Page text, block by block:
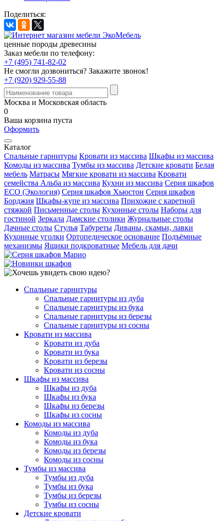
Поделиться:
ценные породы древесины
Заказ мебели по телефону:
+7 (495) 741-82-02
Не смогли дозвониться? Закажите звонок!
+7 (920) 929-55-88
Москва и Московская область
0
Ваша корзина пуста
Оформить
Каталог
Спальные гарнитуры Кровати из массива Шкафы из массива
Комоды из массива Тумбы из массива Детские кровати Белая
мебель Матрасы Мягкие кровати из массива Кровати
семейства Альба из массива Кухни из массива Серия шкафов
ECO (Экология) Серия шкафов Хьюстон Серия шкафов
Борджия Шкафы-купе из массива Прихожие с каретной
стяжкой Письменные столы Кухонные столы Наборы для
гостиной Зеркала Дамские столики Журнальные столы
Дачные столы Стулья Табуреты Диваны, скамьи, лавки
Кухонные уголки Ортопедическое основание Подъёмные
механизмы Ящики подкроватные Мебель для дачи
Спальные гарнитуры
Спальные гарнитуры из дуба
Спальные гарнитуры из бука
Спальные гарнитуры из березы
Спальные гарнитуры из сосны
Кровати из массива
Кровати из дуба
Кровати из бука
Кровати из березы
Кровати из сосны
Шкафы из массива
Шкафы из дуба
Шкафы из бука
Шкафы из березы
Шкафы из сосны
Комоды из массива
Комоды из дуба
Комоды из бука
Комоды из березы
Комоды из сосны
Тумбы из массива
Тумбы из дуба
Тумбы из бука
Тумбы из березы
Тумбы из сосны
Детские кровати